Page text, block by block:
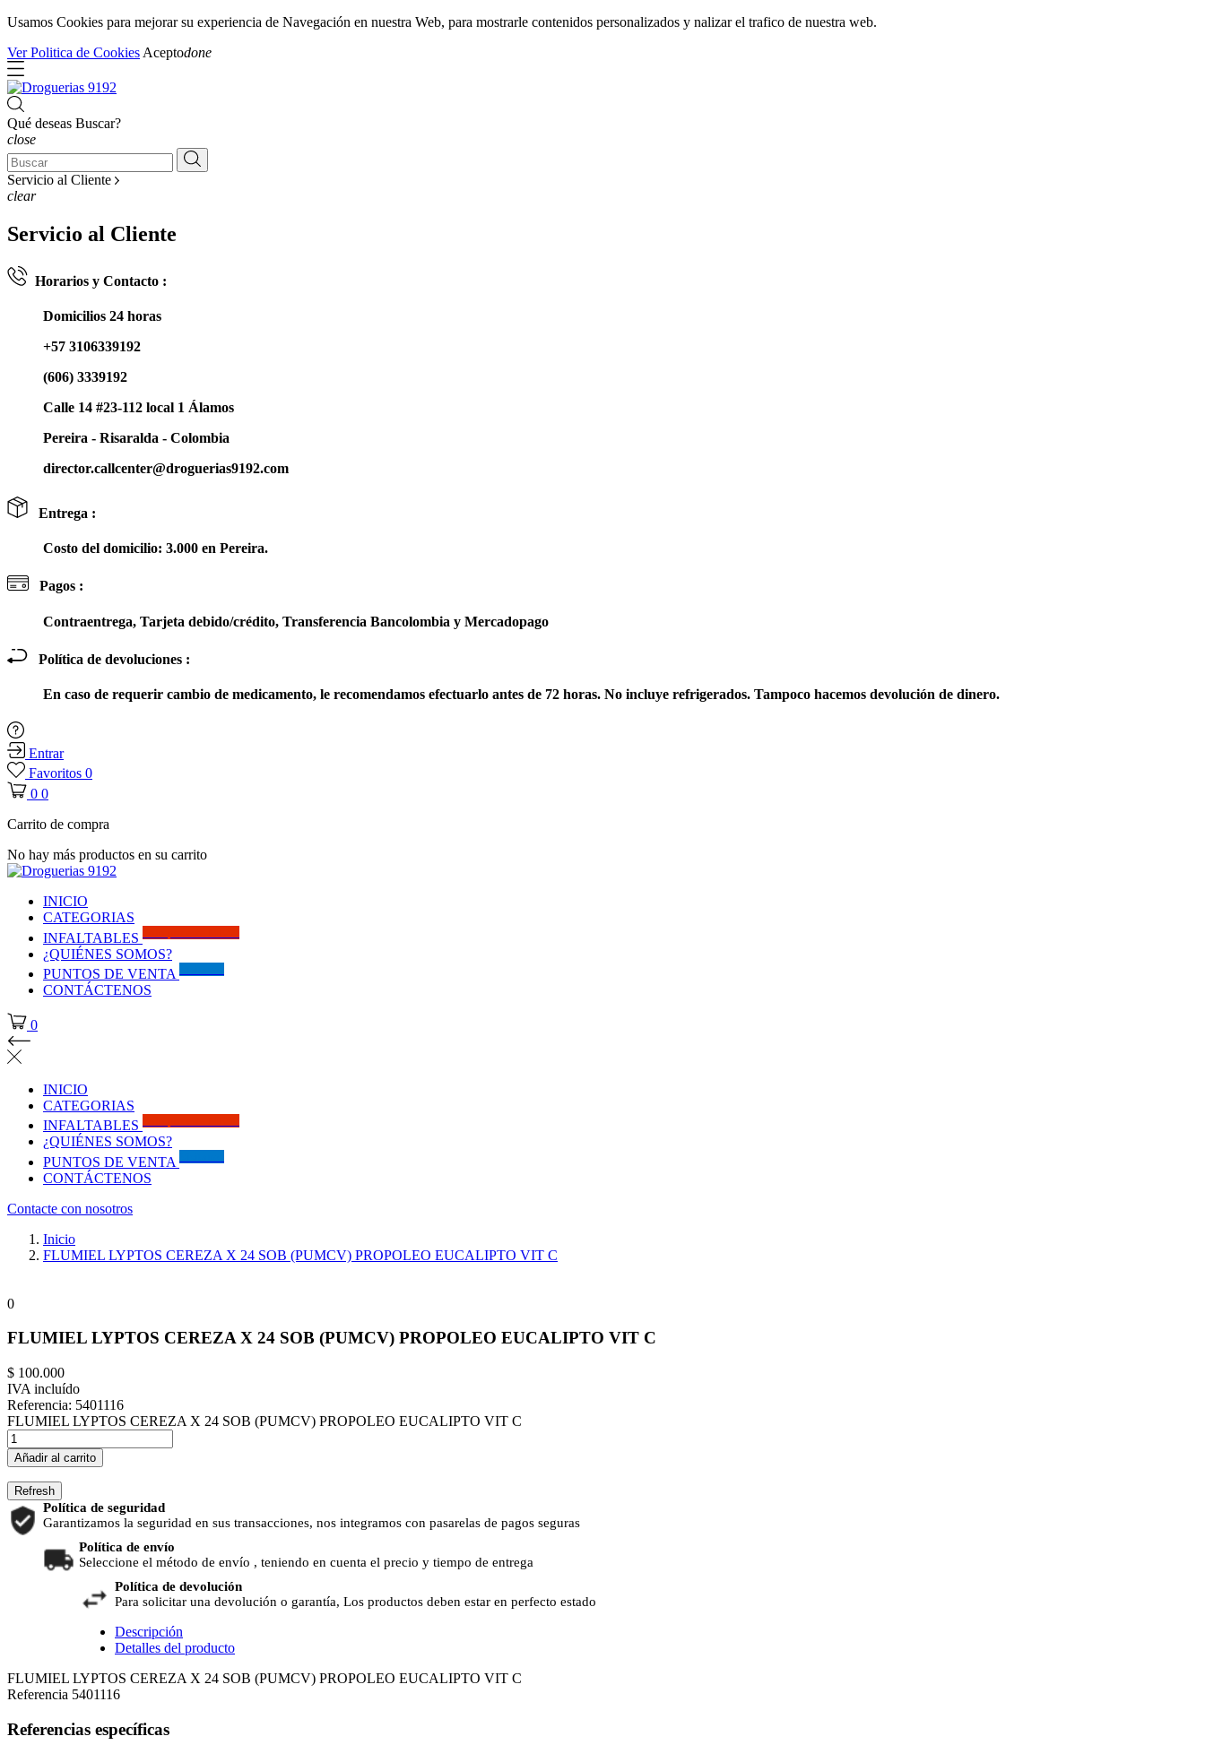
Usamos Cookies para mejorar su experiencia de Navegación en nuestra Web, para mostrarle contenidos personalizados y nalizar el trafico de nuestra web.
Ver Politica de Cookies Aceptodone
Qué deseas Buscar?
close
Servicio al Cliente
clear
Servicio al Cliente
Horarios y Contacto :
Domicilios 24 horas
+57 3106339192
(606) 3339192
Calle 14 #23-112 local 1 Álamos
Pereira - Risaralda - Colombia
director.callcenter@droguerias9192.com
Entrega :
Costo del domicilio: 3.000 en Pereira.
Pagos :
Contraentrega, Tarjeta debido/crédito, Transferencia Bancolombia y Mercadopago
Política de devoluciones :
En caso de requerir cambio de medicamento, le recomendamos efectuarlo antes de 72 horas. No incluye refrigerados. Tampoco hacemos devolución de dinero.
Entrar
Favoritos 0
0 0
Carrito de compra
No hay más productos en su carrito
INICIO
CATEGORIAS
INFALTABLES
¿QUIÉNES SOMOS?
PUNTOS DE VENTA
CONTÁCTENOS
0
INICIO
CATEGORIAS
INFALTABLES
¿QUIÉNES SOMOS?
PUNTOS DE VENTA
CONTÁCTENOS
Contacte con nosotros
Inicio
FLUMIEL LYPTOS CEREZA X 24 SOB (PUMCV) PROPOLEO EUCALIPTO VIT C
0
FLUMIEL LYPTOS CEREZA X 24 SOB (PUMCV) PROPOLEO EUCALIPTO VIT C
$ 100.000
IVA incluído
Referencia: 5401116
FLUMIEL LYPTOS CEREZA X 24 SOB (PUMCV) PROPOLEO EUCALIPTO VIT C
Añadir al carrito
Política de seguridad
Garantizamos la seguridad en sus transacciones, nos integramos con pasarelas de pagos seguras
Política de envío
Seleccione el método de envío , teniendo en cuenta el precio y tiempo de entrega
Política de devolución
Para solicitar una devolución o garantía, Los productos deben estar en perfecto estado
Descripción
Detalles del producto
FLUMIEL LYPTOS CEREZA X 24 SOB (PUMCV) PROPOLEO EUCALIPTO VIT C
Referencia 5401116
Referencias específicas